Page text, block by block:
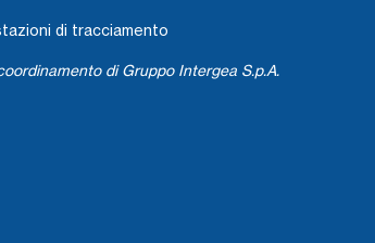
di tracciamento
di Gruppo Intergea S.p.A.